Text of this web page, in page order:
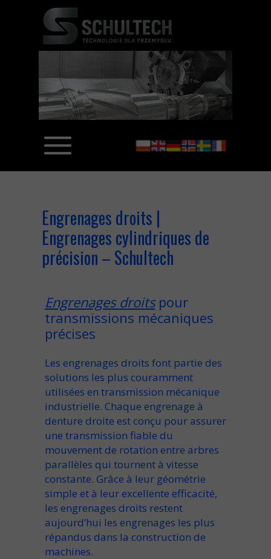
Engrenages droits |
Engrenages cylindriques de
précision – Schultech
Engrenages droitspour
transmissions mécaniques
précises
Les engrenages droits font partie des
solutions les plus couramment
utilisées en transmission mécanique
industrielle. Chaque engrenage à
denture droite est conçu pour assurer
une transmission fiable du
mouvement de rotation entre arbres
parallèles qui tournent à vitesse
constante. Grâce à leur géométrie
simple et à leur excellente efficacité,
les engrenages droits restent
aujourd’hui les engrenages les plus
répandus dans la construction de
machines.